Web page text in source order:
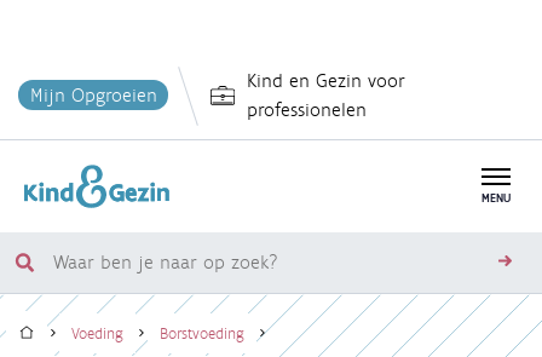
en
inhoud
Mijn Opgroeien
Kind en Gezin voor
professionelen
MENU
Waar
ben
je
HomeVoeding Borstvoeding